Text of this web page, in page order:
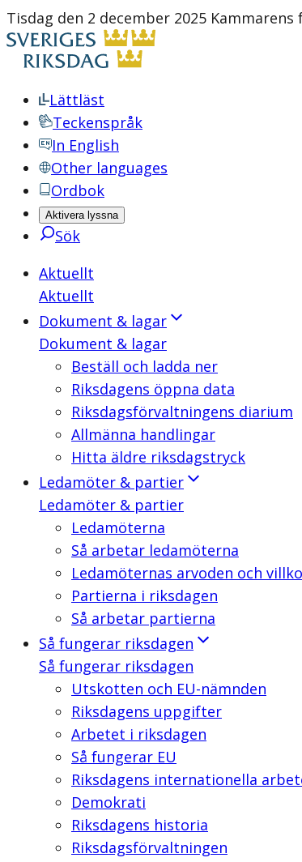
Tisdag den 2 december 2025
Lättläst
Teckenspråk
In English
Other languages
Ordbok
Aktivera lyssna
Sök
Aktuellt
Aktuellt
Dokument & lagar
Dokument & lagar
Beställ och ladda ner
Riksdagens öppna data
Riksdagsförvaltningens diarium
Allmänna handlingar
Hitta äldre riksdagstryck
Ledamöter & partier
Ledamöter & partier
Ledamöterna
Så arbetar ledamöterna
Ledamöternas arvoden och
Partierna i riksdagen
Så arbetar partierna
Så fungerar riksdagen
Så fungerar riksdagen
Utskotten och EU-nämnden
Riksdagens uppgifter
Arbetet i riksdagen
Så fungerar EU
Riksdagens internationella
Demokrati
Riksdagens historia
Riksdagsförvaltningen